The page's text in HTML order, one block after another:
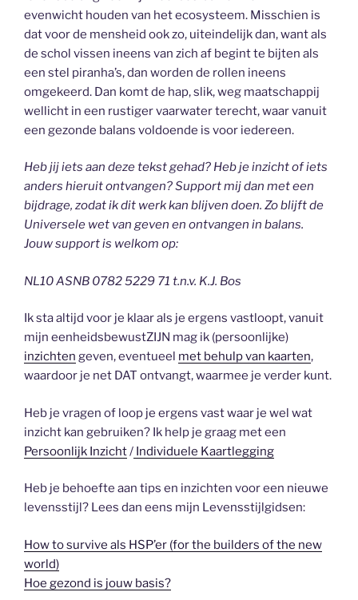
evenwicht houden van het ecosysteem. Misschien is
dat voor de mensheid ook zo, uiteindelijk dan, want als
de schol vissen ineens van zich af begint te bijten als
een stel piranha’s, dan worden de rollen ineens
omgekeerd. Dan komt de hap, slik, weg maatschappij
wellicht in een rustiger vaarwater terecht, waar vanuit
een gezonde balans voldoende is voor iedereen.
Heb jij iets aan deze tekst gehad? Heb je inzicht of iets
anders hieruit ontvangen? Support mij dan met een
bijdrage, zodat ik dit werk kan blijven doen. Zo blijft de
Universele wet van geven en ontvangen in balans.
Jouw support is welkom op:
NL10 ASNB 0782 5229 71 t.n.v. K.J. Bos
Ik sta altijd voor je klaar als je ergens vastloopt, vanuit
mijn eenheidsbewustZIJN mag ik (persoonlijke)
inzichten geven, eventueel met behulp van kaarten,
waardoor je net DAT ontvangt, waarmee je verder kunt.
Heb je vragen of loop je ergens vast waar je wel wat
inzicht kan gebruiken? Ik help je graag met een
Persoonlijk Inzicht/ Individuele Kaartlegging
Heb je behoefte aan tips en inzichten voor een nieuwe
levensstijl? Lees dan eens mijn Levensstijlgidsen:
How to survive als HSP’er (for the builders of the new
world)
Hoe gezond is jouw basis?